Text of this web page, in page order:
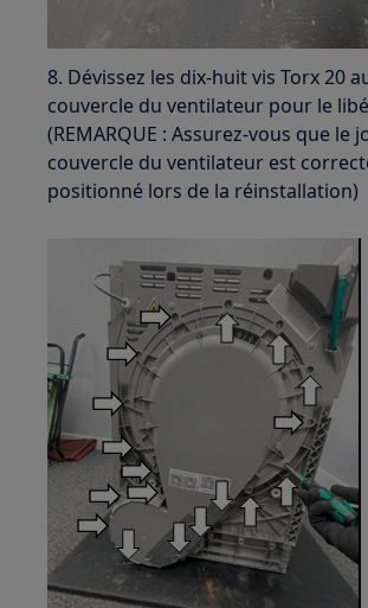
8. Dévissez les dix-huit vis Torx 20
couvercle du ventilateur pour le
(REMARQUE : Assurez-vous que le
couvercle du ventilateur est
positionné lors de la réinstallation)